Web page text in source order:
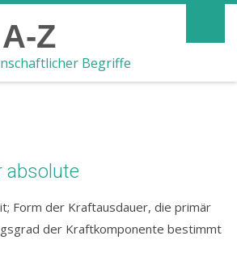
Z
Begriffe
absolute
Form der Kraftausdauer, die primär
der Kraftkomponente bestimmt